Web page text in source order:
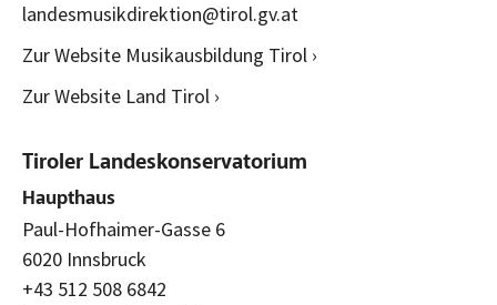
landesmusikdirektion@tirol.gv.at
Zur Website Musikausbildung Tirol ›
Zur Website Land Tirol ›
Tiroler Landeskonservatorium
Haupthaus
Paul-Hofhaimer-Gasse 6
6020 Innsbruck
+43 512 508 6842